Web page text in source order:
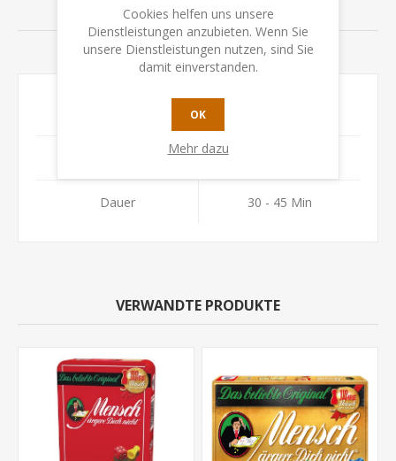
BEWERTUNGEN
KONTAKTIEREN SIE UNS
Dauer 30 - 45 Min
VERWANDTE PRODUKTE
Cookies helfen uns unsere
Dienstleistungen anzubieten. Wenn Sie
unsere Dienstleistungen nutzen, sind Sie
damit einverstanden.
OK
Mehr dazu